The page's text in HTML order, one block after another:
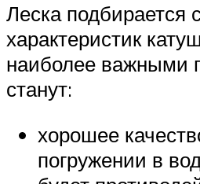
Леска подбирается
характеристик
наиболее важными
станут:
хорошее
погружении в